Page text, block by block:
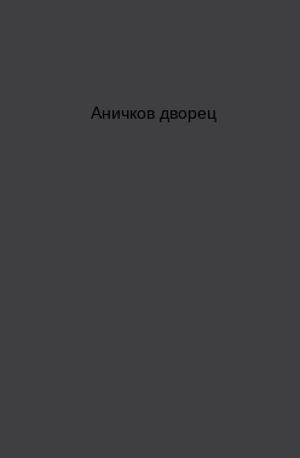
Аничков дворец